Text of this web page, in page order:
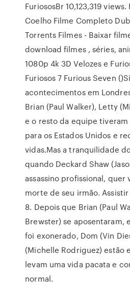
FuriososBr 10,123,319
Coelho Filme Completo
Torrents Filmes - Baixar
download filmes , séries,
1080p 4k 3D Velozes e
Furiosos 7 Furious Seven
acontecimentos em
Brian (Paul Walker), Letty
e o resto da equipe
para os Estados Unidos e
vidas.Mas a tranquilidade
quando Deckard Shaw
assassino profissional, quer
morte de seu irmão. Assistir
8. Depois que Brian (Paul
Brewster) se aposentaram,
foi exonerado, Dom (Vin
(Michelle Rodriguez) estão
levam uma vida pacata e
normal.